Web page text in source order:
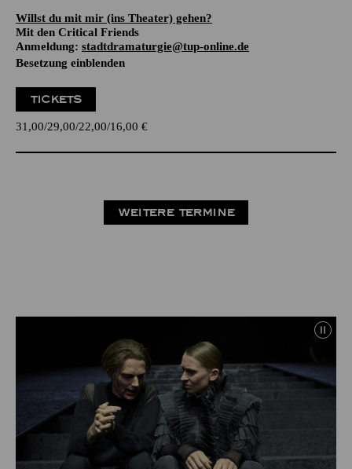
Willst du mit mir (ins Theater) gehen?
Mit den Critical Friends
Anmeldung: stadtdramaturgie@tup-online.de
Besetzung einblenden
TICKETS
31,00 29,00 22,00 16,00 €
WEITERE TERMINE